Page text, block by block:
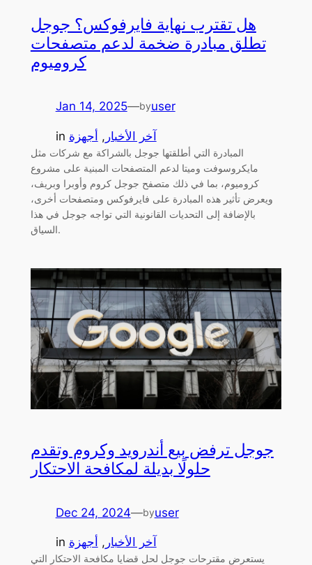
هل تقترب نهاية فايرفوكس؟ جوجل
تطلق مبادرة ضخمة لدعم متصفحات
كروميوم
Jan 14, 2025—byuser
in آخر الأخبار , أجهزة
المبادرة التي أطلقتها جوجل بالشراكة مع شركات مثل
مايكروسوفت وميتا لدعم المتصفحات المبنية على مشروع
كروميوم، بما في ذلك متصفح جوجل كروم وأوبرا وبريف،
ويعرض تأثير هذه المبادرة على فايرفوكس ومتصفحات أخرى،
بالإضافة إلى التحديات القانونية التي تواجه جوجل في هذا
السياق.
جوجل ترفض بيع أندرويد وكروم وتقدم
حلولًا بديلة لمكافحة الاحتكار
Dec 24, 2024—byuser
in آخر الأخبار , أجهزة
يستعرض مقترحات جوجل لحل قضايا مكافحة الاحتكار التي